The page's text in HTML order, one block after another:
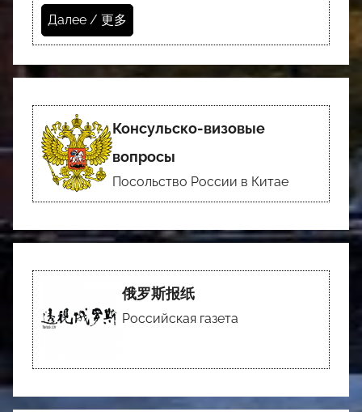
Далее / 更多
Консульско-визовые
вопросы
Посольство России в Китае
俄罗斯报纸
Российская газета